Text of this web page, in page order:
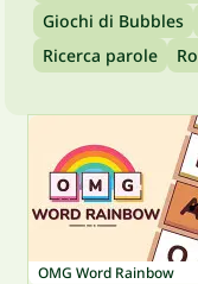
Giochi di Bubbles
Ricerca parole
OMG Word Rainbow